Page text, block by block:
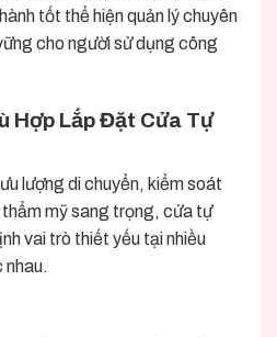
tốt thể hiện quản lý chuyên
cho người sử dụng công
Hợp Lắp Đặt Cửa Tự
lượng di chuyển, kiểm soát
mỹ sang trọng, cửa tự
vai trò thiết yếu tại nhiều
nhau.